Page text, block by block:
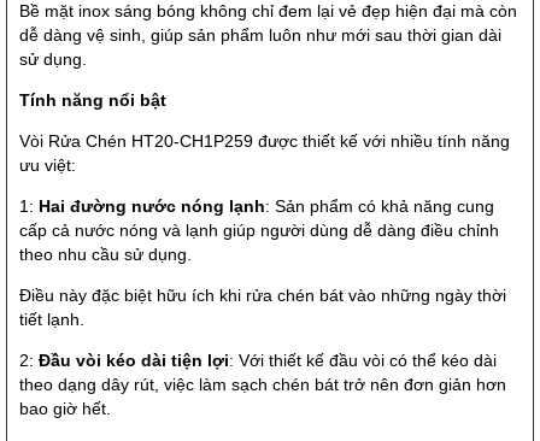
Bề mặt inox sáng bóng không chỉ đem lại vẻ đẹp hiện đại mà còn
dễ dàng vệ sinh, giúp sản phẩm luôn như mới sau thời gian dài
sử dụng.
Tính năng nổi bật
Vòi Rửa Chén HT20-CH1P259 được thiết kế với nhiều tính năng
ưu việt:
1: Hai đường nước nóng lạnh: Sản phẩm có khả năng cung
cấp cả nước nóng và lạnh giúp người dùng dễ dàng điều chỉnh
theo nhu cầu sử dụng.
Điều này đặc biệt hữu ích khi rửa chén bát vào những ngày thời
tiết lạnh.
2: Đầu vòi kéo dài tiện lợi: Với thiết kế đầu vòi có thể kéo dài
theo dạng dây rút, việc làm sạch chén bát trở nên đơn giản hơn
bao giờ hết.